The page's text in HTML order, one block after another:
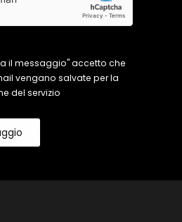
il messaggio" accetto che
vengano salvate per la
del servizio